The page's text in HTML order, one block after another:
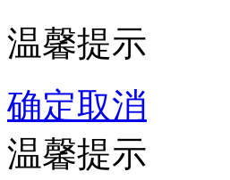
温馨提示
确定取消
温馨提示